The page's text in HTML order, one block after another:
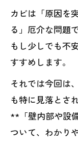
カビは「原因を
る」厄介な問題
もし少しでも不
すすめします。
それでは今回は
も特に見落とさ
**「壁内部や設
ついて、わかり